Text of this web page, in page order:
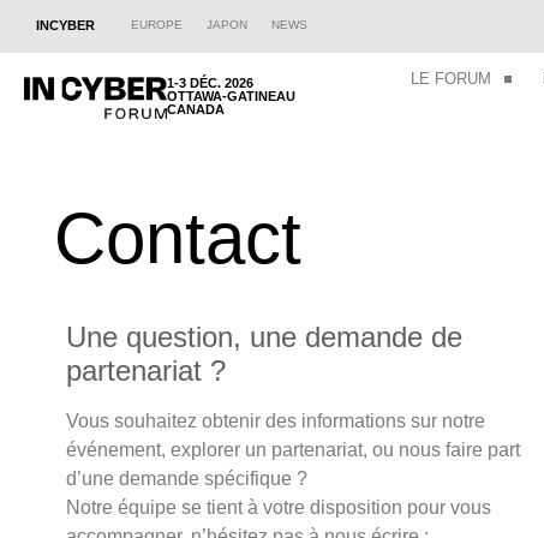
INCYBER EUROPE JAPON NEWS
1-3 DÉC. 2026
OTTAWA-GATINEAU
CANADA
LE FORUM
Contact
Une question, une demande de
partenariat ?
Vous souhaitez obtenir des informations sur notre
événement, explorer un partenariat, ou nous faire part
d’une demande spécifique ?
Notre équipe se tient à votre disposition pour vous